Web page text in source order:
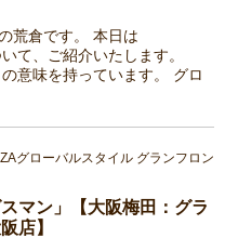
荒倉です。 本日は
て、ご紹介いたします。
意味を持っています。 グロ
グローバルスタイル グランフロン
マン」【大阪梅田：グラ
店】